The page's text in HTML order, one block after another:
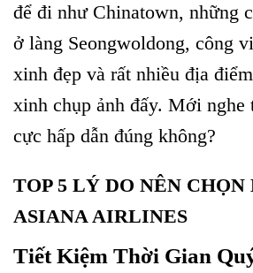
để đi như Chinatown, những
ở làng Seongwoldong, công
xinh đẹp và rất nhiều địa
xinh chụp ảnh đấy. Mới nghe
cực hấp dẫn đúng không?
TOP 5 LÝ DO NÊN
ASIANA AIRLINES
Tiết Kiệm Thời Gian